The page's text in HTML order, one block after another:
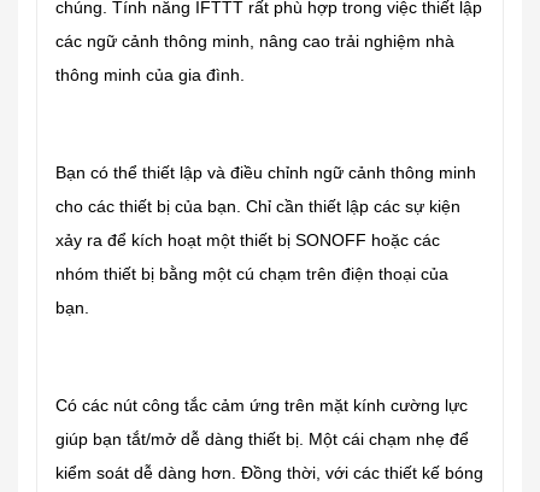
chúng. Tính năng IFTTT rất phù hợp trong việc thiết lập
các ngữ cảnh thông minh, nâng cao trải nghiệm nhà
thông minh của gia đình.
Bạn có thể thiết lập và điều chỉnh ngữ cảnh thông minh
cho các thiết bị của bạn. Chỉ cần thiết lập các sự kiện
xảy ra để kích hoạt một thiết bị SONOFF hoặc các
nhóm thiết bị bằng một cú chạm trên điện thoại của
bạn.
Có các nút công tắc cảm ứng trên mặt kính cường lực
giúp bạn tắt/mở dễ dàng thiết bị. Một cái chạm nhẹ để
kiểm soát dễ dàng hơn. Đồng thời, với các thiết kế bóng